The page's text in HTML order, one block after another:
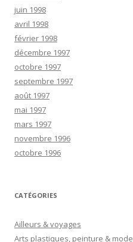
juin 1998
avril 1998
février 1998
décembre 1997
octobre 1997
septembre 1997
août 1997
mai 1997
mars 1997
novembre 1996
octobre 1996
CATÉGORIES
Ailleurs & voyages
Arts plastiques, peinture & mode